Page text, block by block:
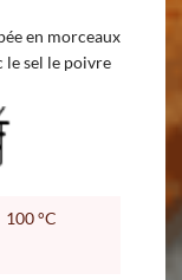
en morceaux
le sel le poivre
100 °C